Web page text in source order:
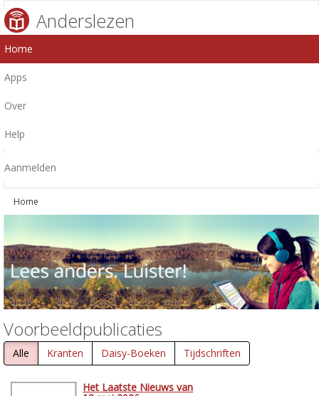
Anderslezen
Home
Apps
Over
Help
Aanmelden
Home
Voorbeeldpublicaties
Alle Kranten Daisy-Boeken Tijdschriften
Het Laatste Nieuws van